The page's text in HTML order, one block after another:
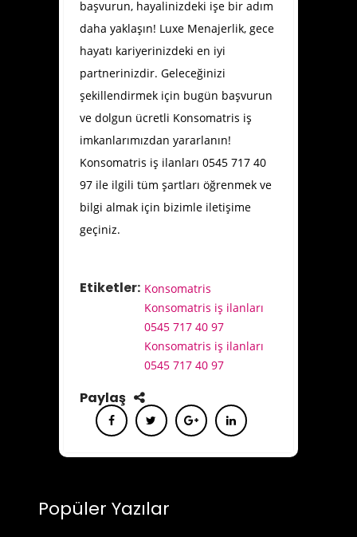
başvurun, hayalinizdeki işe bir adım
daha yaklaşın! Luxe Menajerlik, gece
hayatı kariyerinizdeki en iyi
partnerinizdir. Geleceğinizi
şekillendirmek için bugün başvurun
ve dolgun ücretli Konsomatris iş
imkanlarımızdan yararlanın!
Konsomatris iş ilanları 0545 717 40
97 ile ilgili tüm şartları öğrenmek ve
bilgi almak için bizimle iletişime
geçiniz.
Etiketler: Konsomatris
Konsomatris iş ilanları
0545 717 40 97
Konsomatris iş ilanları
0545 717 40 97
Paylaş
Popüler Yazılar